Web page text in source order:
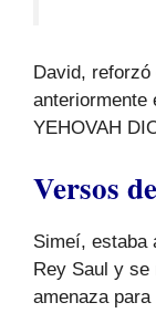
David,
anteriormente
YEHOVAH
Versos
Simeí, estaba
Rey Saul y
amenaza